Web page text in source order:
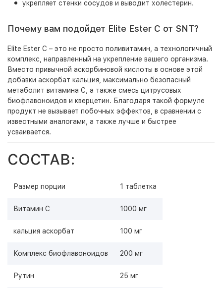
укрепляет стенки сосудов и выводит холестерин.
Почему вам подойдет Elite Ester C от SNT?
Elite Ester C – это не просто поливитамин, а технологичный
комплекс, направленный на укрепление вашего организма.
Вместо привычной аскорбиновой кислоты в основе этой
добавки аскорбат кальция, максимально безопасный
метаболит витамина C, а также смесь цитрусовых
биофлавоноидов и кверцетин. Благодаря такой формуле
продукт не вызывает побочных эффектов, в сравнении с
известными аналогами, а также лучше и быстрее
усваивается.
СОСТАВ:
Размер порции 1 таблетка
Витамин С 1000 мг
кальция аскорбат 100 мг
Комплекс биофлавоноидов 200 мг
Рутин 25 мг